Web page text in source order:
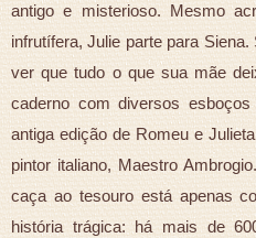
antigo e misterioso. Mesmo
infrutífera, Julie parte para
ver que tudo o que sua mãe
caderno com diversos
antiga edição de Romeu e
pintor italiano, Maestro
caça ao tesouro está apenas
história trágica: há mais de